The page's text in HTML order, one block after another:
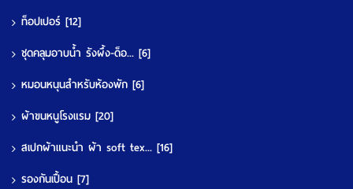
ท็อปเปอร์ [12]
ชุดคลุมอาบน้ำ รังผึ้ง-ด็อ... [6]
หมอนหนุนสำหรับห้องพัก [6]
ผ้าขนหนูโรงแรม [20]
สเปกผ้าแนะนำ ผ้า soft tex... [16]
รองกันเปื้อน [7]